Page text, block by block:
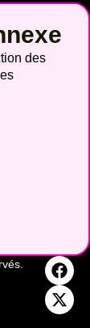
des